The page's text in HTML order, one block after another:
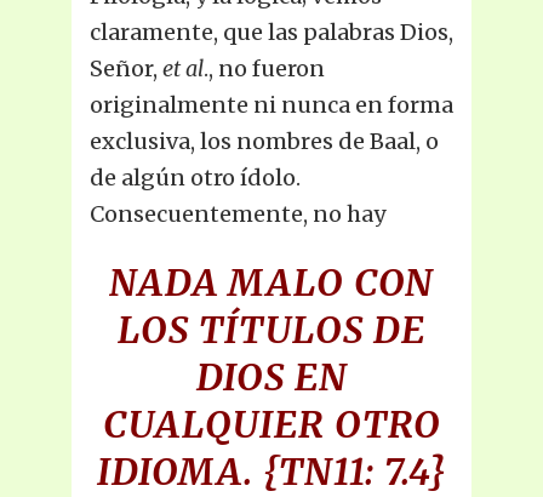
claramente, que las palabras Dios,
Señor, et al., no fueron
originalmente ni nunca en forma
exclusiva, los nombres de Baal, o
de algún otro ídolo.
Consecuentemente, no hay
NADA MALO CON
LOS TÍTULOS DE
DIOS EN
CUALQUIER OTRO
IDIOMA. {TN11: 7.4}